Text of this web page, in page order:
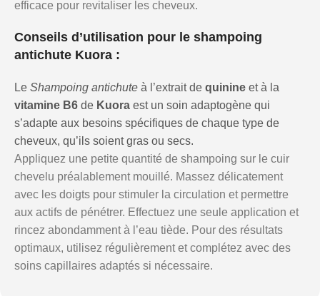
efficace pour revitaliser les cheveux.
Conseils d’utilisation pour le shampoing
antichute Kuora :
Le Shampoing antichute à l’extrait de quinine et à la
vitamine B6 de Kuora est un soin adaptogène qui
s’adapte aux besoins spécifiques de chaque type de
cheveux, qu’ils soient gras ou secs.
Appliquez une petite quantité de shampoing sur le cuir
chevelu préalablement mouillé. Massez délicatement
avec les doigts pour stimuler la circulation et permettre
aux actifs de pénétrer. Effectuez une seule application et
rincez abondamment à l’eau tiède. Pour des résultats
optimaux, utilisez régulièrement et complétez avec des
soins capillaires adaptés si nécessaire.